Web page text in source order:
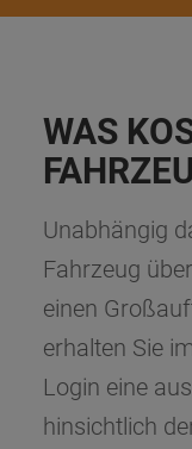
WAS
Unabhängig
Fahrzeug
einen
erhalten Sie
Login eine
hinsichtlich